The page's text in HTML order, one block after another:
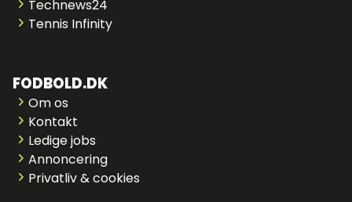
Technews24
Tennis Infinity
FODBOLD.DK
Om os
Kontakt
Ledige jobs
Annoncering
Privatliv & cookies